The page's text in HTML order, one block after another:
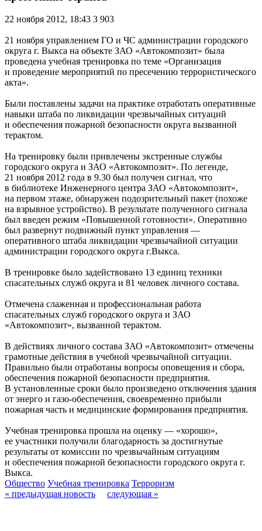
22 ноября 2012, 18:43 3 903
21 ноября управлением ГО и ЧС администрации городского
округа г. Выкса на объекте ЗАО «Автокомпозит» была
проведена учебная тренировка по теме «Организация
и проведение мероприятий по пресечению террористического
акта».
Были поставлены задачи на практике отработать оперативные
навыки штаба по ликвидации чрезвычайных ситуаций
и обеспечения пожарной безопасности округа вызванной
терактом.
На тренировку были привлечены экстренные службы
городского округа и ЗАО «Автокомпозит». По легенде,
21 ноября 2012 года в 9.30 был получен сигнал, что
в библиотеке Инженерного центра ЗАО «Автокомпозит»,
на первом этаже, обнаружен подозрительный пакет (похоже
на взрывное устройство). В результате полученного сигнала
был введен режим «Повышенной готовности». Оперативно
был развернут подвижный пункт управления —
оперативного штаба ликвидации чрезвычайной ситуации
администрации городского округа г.Выкса.
В тренировке было задействовано 13 единиц техники
спасательных служб округа и 81 человек личного состава.
Отмечена слаженная и профессиональная работа
спасательных служб городского округа и ЗАО
«Автокомпозит», вызванной терактом.
В действиях личного состава ЗАО «Автокомпозит» отмечены
грамотные действия в учебной чрезвычайной ситуации.
Правильно были отработаны вопросы оповещения и сбора,
обеспечения пожарной безопасности предприятия.
В установленные сроки было произведено отключения здания
от энерго и газо-обеспечения, своевременно прибыли
пожарная часть и медицинские формирования предприятия.
Учебная тренировка прошла на оценку — «хорошо»,
ее участники получили благодарность за достигнутые
результаты от комиссии по чрезвычайным ситуациям
и обеспечения пожарной безопасности городского округа г.
Выкса.
Общество Учебная тренировка Терроризм
« предыдущая новость
следующая »